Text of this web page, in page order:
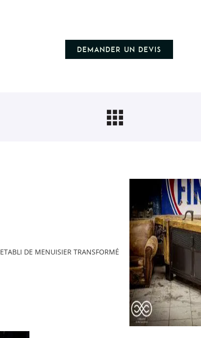
Demander un devis
ETABLI DE MENUISIER TRANSFORMÉ